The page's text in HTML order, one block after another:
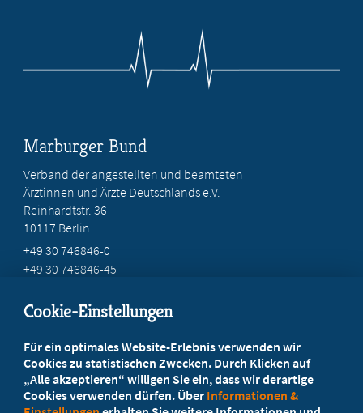
Marburger Bund
Verband der angestellten und beamteten
Ärztinnen und Ärzte Deutschlands e.V.
Reinhardtstr. 36
10117 Berlin
+49 30 746846-0
+49 30 746846-45
Ihr Landesverband berät Sie!
Ansprechpartner
Cookie-Einstellungen
Für ein optimales Website-Erlebnis verwenden wir
Cookies zu statistischen Zwecken. Durch Klicken auf
„Alle akzeptieren“ willigen Sie ein, dass wir derartige
Cookies verwenden dürfen. Über Informationen &